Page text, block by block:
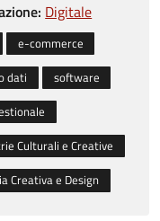
Digitale
e-commerce
dati
software
Culturali e Creative
Creativa e Design